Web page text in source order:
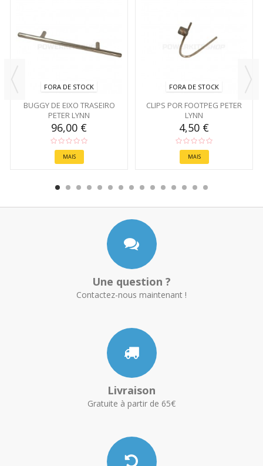
FORA DE STOCK
BUGGY DE EIXO TRASEIRO
PETER LYNN
96,00 €
MAIS
FORA DE STOCK
CLIPS POR FOOTPEG PETER
LYNN
4,50 €
MAIS
Une question ?
Contactez-nous maintenant !
Livraison
Gratuite à partir de 65€